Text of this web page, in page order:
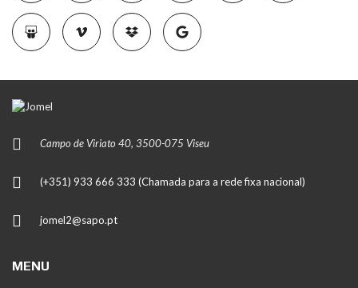
Campo de Viriato 40, 3500-075 Viseu
(+351) 933 666 333 (Chamada para a rede fixa nacional)
jomel2@sapo.pt
MENU